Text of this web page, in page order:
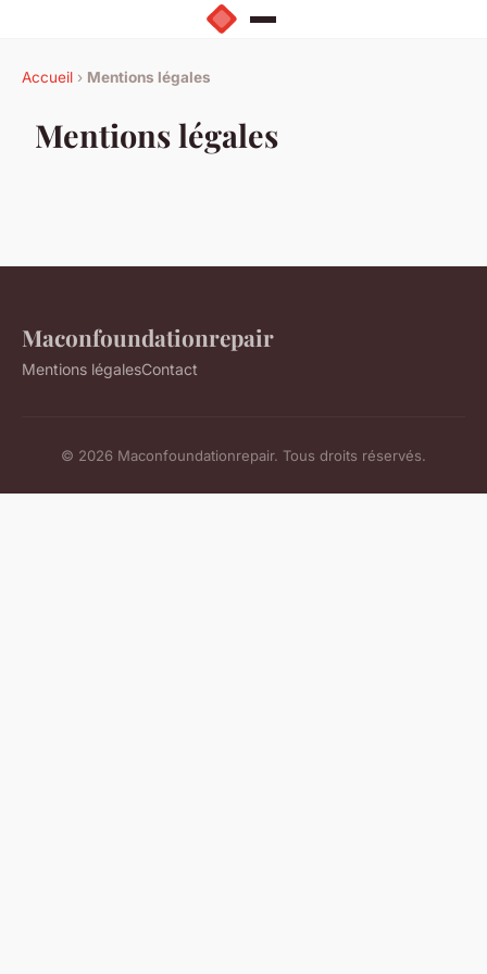
Accueil › Mentions légales
Mentions légales
Maconfoundationrepair
Mentions légalesContact
© 2026 Maconfoundationrepair. Tous droits réservés.